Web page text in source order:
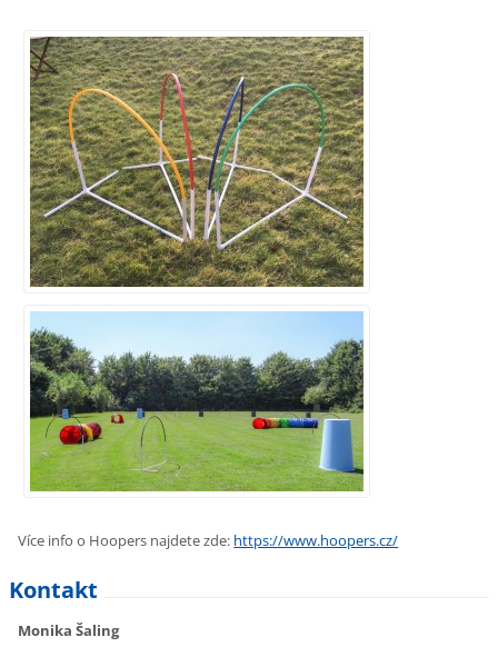
Více info o Hoopers najdete zde: https://www.hoopers.cz/
Kontakt
Monika Šaling